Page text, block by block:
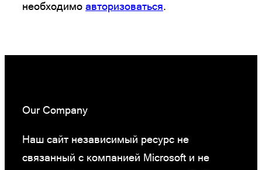
необходимо авторизоваться.
Our Company
Наш сайт независимый ресурс не
связанный с компанией Microsoft и не